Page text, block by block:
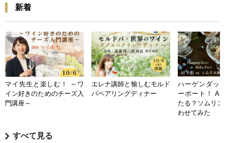
新着
マイ先生と楽しむ！ ～ワ
イン好きのためのチーズ入
門講座～
エレナ講師と愉しむモルド
バペアリングディナー
ハーゲンダッ
ーポート！ AI
たる？ソムリ
わせてみた
すべて見る